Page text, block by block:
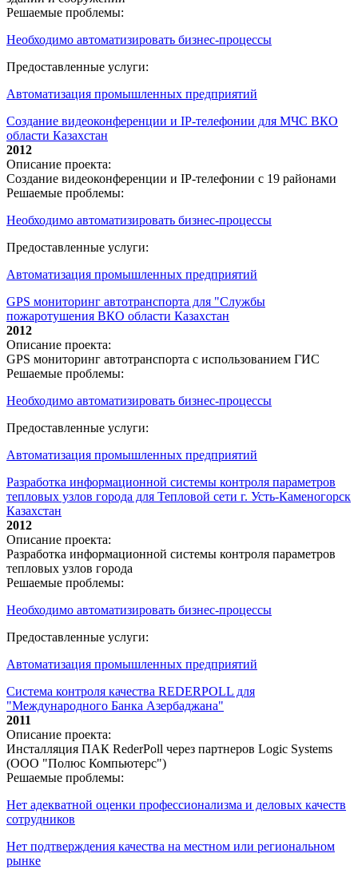
Решаемые проблемы:
Необходимо автоматизировать бизнес-процессы
Предоставленные услуги:
Автоматизация промышленных предприятий
Создание видеоконференции и IP-телефонии для МЧС ВКО
области Казахстан
2012
Описание проекта:
Создание видеоконференции и IP-телефонии с 19 районами
Решаемые проблемы:
Необходимо автоматизировать бизнес-процессы
Предоставленные услуги:
Автоматизация промышленных предприятий
GPS мониторинг автотранспорта для "Службы
пожаротушения ВКО области Казахстан
2012
Описание проекта:
GPS мониторинг автотранспорта с использованием ГИС
Решаемые проблемы:
Необходимо автоматизировать бизнес-процессы
Предоставленные услуги:
Автоматизация промышленных предприятий
Разработка информационной системы контроля параметров
тепловых узлов города для Тепловой сети г. Усть-Каменогорск
Казахстан
2012
Описание проекта:
Разработка информационной системы контроля параметров
тепловых узлов города
Решаемые проблемы:
Необходимо автоматизировать бизнес-процессы
Предоставленные услуги:
Автоматизация промышленных предприятий
Система контроля качества REDERPOLL для
"Международного Банка Азербаджана"
2011
Описание проекта:
Инсталляция ПАК RederPoll через партнеров Logic Systems
(ООО "Полюс Компьютерс")
Решаемые проблемы:
Нет адекватной оценки профессионализма и деловых качеств
сотрудников
Нет подтверждения качества на местном или региональном
рынке